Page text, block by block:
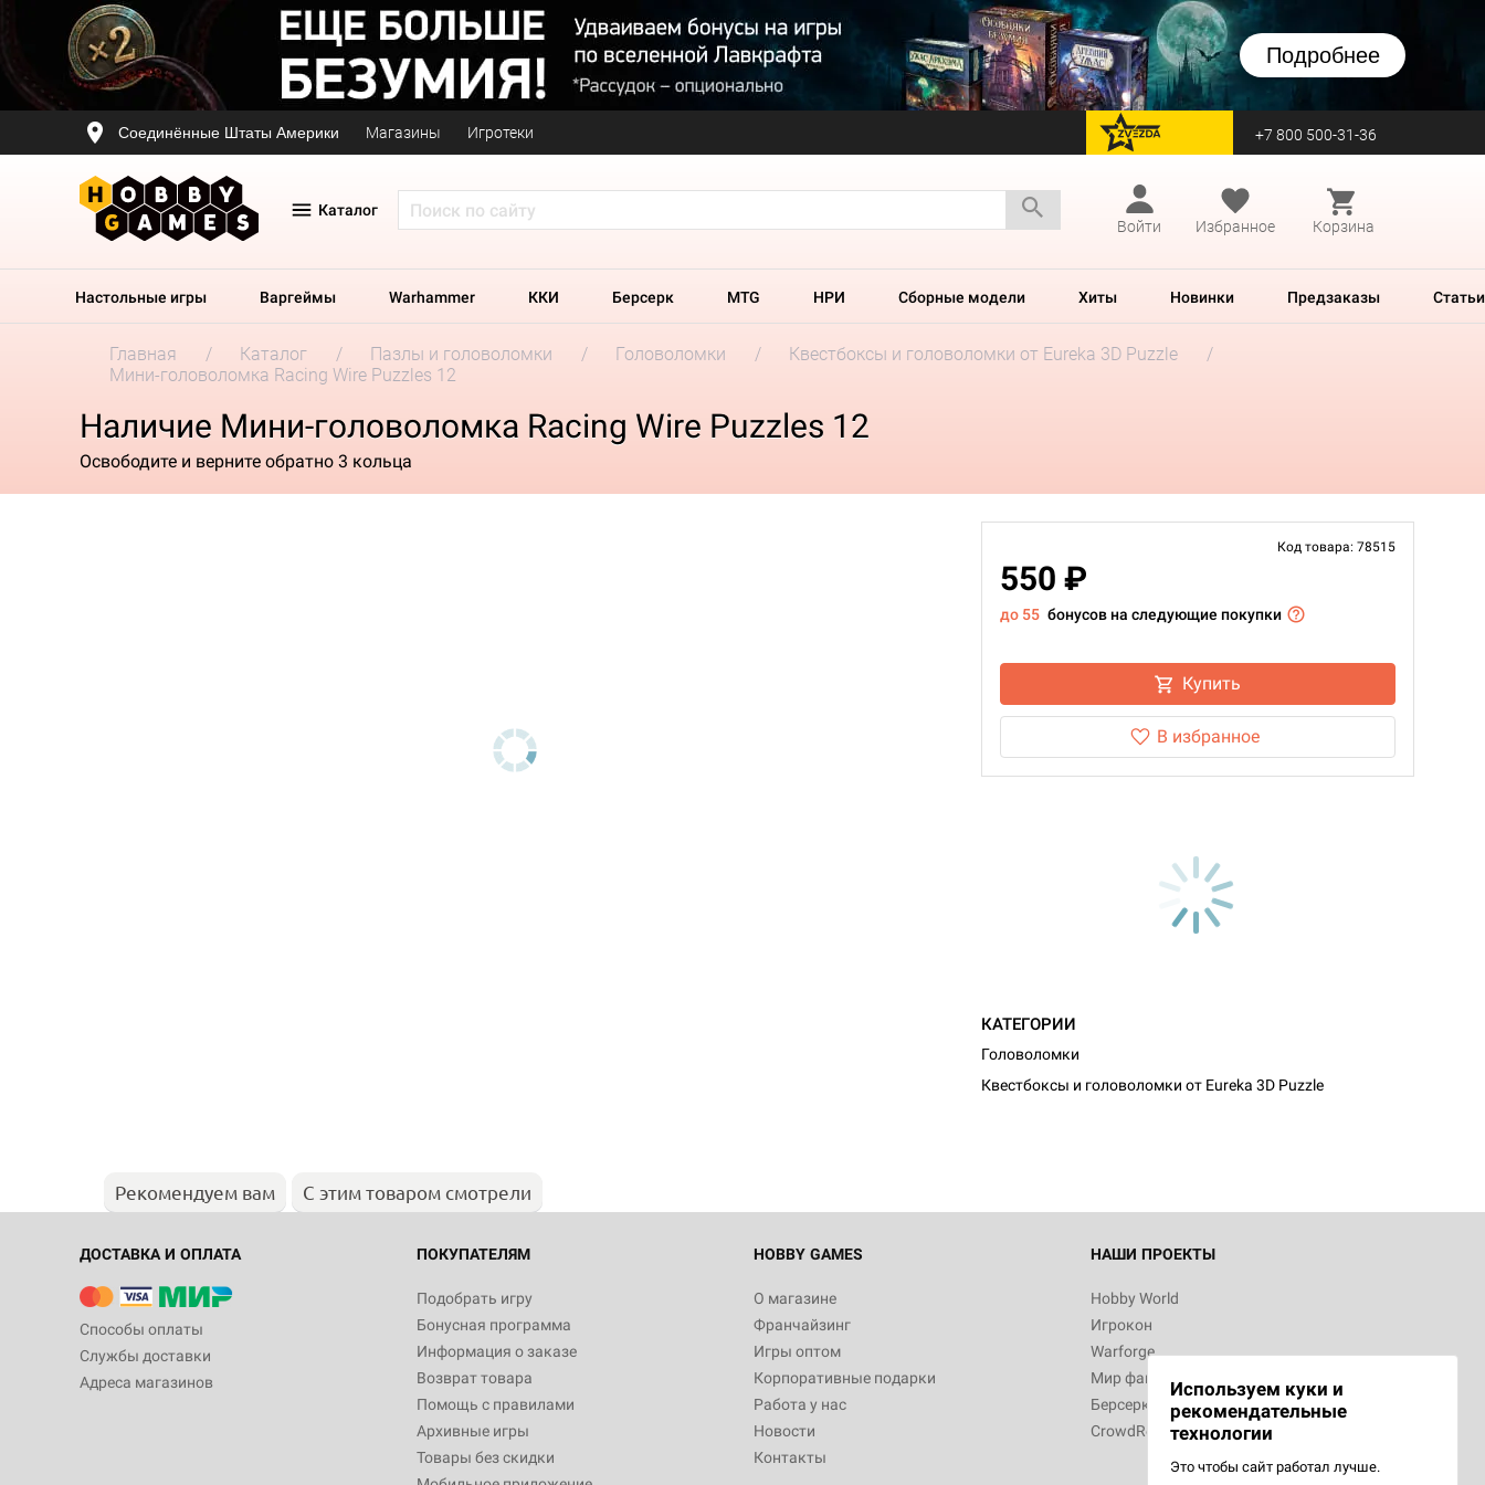
Подробнее
Соединённые Штаты Америки Магазины Игротеки перейти на Zvezda +7 800 500-31-36
Каталог
Войти
Избранное Корзина
Настольные игры Варгеймы Warhammer ККИ Берсерк MTG НРИ Сборные модели Хиты Новинки Предзаказы Статьи
Главная Каталог Пазлы и головоломки Головоломки
Квестбоксы и головоломки от Eureka 3D Puzzle
Мини-головоломка Racing Wire Puzzles 12
Наличие Мини-головоломка Racing Wire Puzzles 12
Освободите и верните обратно 3 кольца
Код товара: 78515
550 ₽
до 55 бонусов на следующие покупки
Купить
В избранное
КАТЕГОРИИ
Головоломки
Квестбоксы и головоломки от Eureka 3D Puzzle
Рекомендуем вам С этим товаром смотрели
ДОСТАВКА И ОПЛАТА
Способы оплаты
Службы доставки
Адреса магазинов
ПОКУПАТЕЛЯМ
Подобрать игру
Бонусная программа
Информация о заказе
Возврат товара
Помощь с правилами
Архивные игры
Товары без скидки
HOBBY GAMES
О магазине
Франчайзинг
Игры оптом
Корпоративные подарки
Работа у нас
Новости
Контакты
НАШИ ПРОЕКТЫ
Hobby World
Игрокон
Warforge
Мир фантастики
Берсерк
CrowdRepublic
Используем куки и
рекомендательные
технологии
Это чтобы сайт работал лучше.